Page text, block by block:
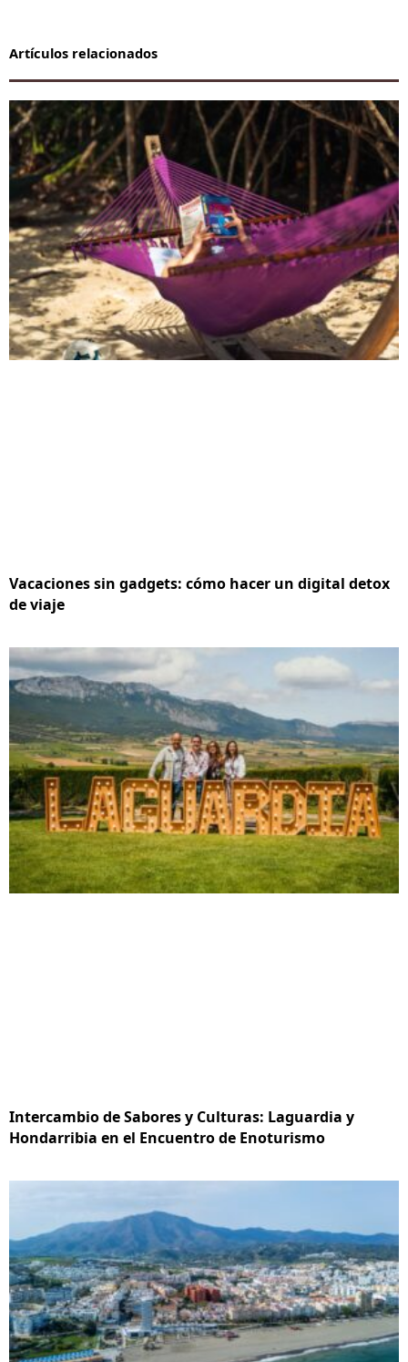
Artículos relacionados
Vacaciones sin gadgets: cómo hacer un digital detox
de viaje
Intercambio de Sabores y Culturas: Laguardia y
Hondarribia en el Encuentro de Enoturismo